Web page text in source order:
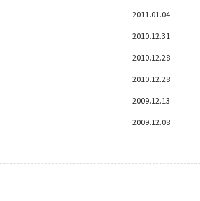
2011.01.04
2010.12.31
2010.12.28
2010.12.28
2009.12.13
2009.12.08